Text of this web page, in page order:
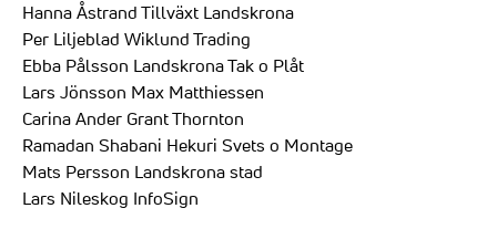
Hanna Åstrand Tillväxt Landskrona
Per Liljeblad Wiklund Trading
Ebba Pålsson Landskrona Tak o Plåt
Lars Jönsson Max Matthiessen
Carina Ander Grant Thornton
Ramadan Shabani Hekuri Svets o Montage
Mats Persson Landskrona stad
Lars Nileskog InfoSign